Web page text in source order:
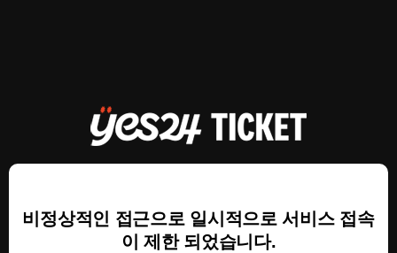
비정상적인 접근으로 일시적으로 서비스 접속
이 제한 되었습니다.